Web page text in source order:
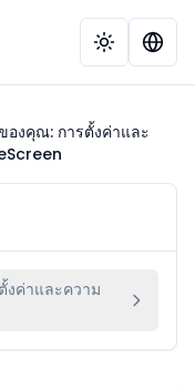
งคุณ: การตั้งค่าและ
ค่าและความ